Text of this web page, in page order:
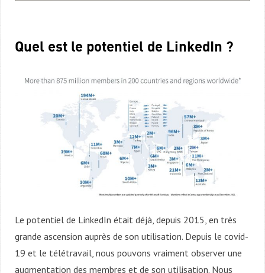
Quel est le potentiel de LinkedIn ?
Le potentiel de LinkedIn était déjà, depuis 2015, en très
grande ascension auprès de son utilisation. Depuis le covid-
19 et le télétravail, nous pouvons vraiment observer une
augmentation des membres et de son utilisation. Nous